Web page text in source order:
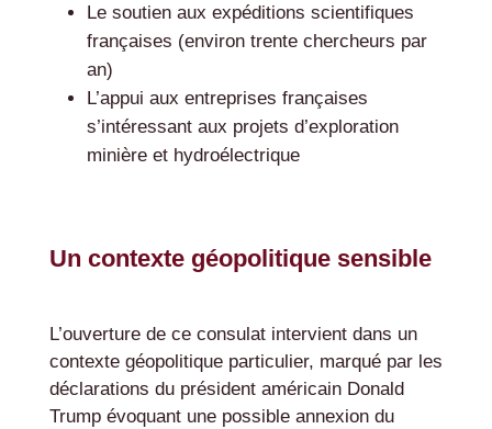
Le soutien aux expéditions scientifiques
françaises (environ trente chercheurs par
an)
L’appui aux entreprises françaises
s’intéressant aux projets d’exploration
minière et hydroélectrique
Un contexte géopolitique sensible
L’ouverture de ce consulat intervient dans un
contexte géopolitique particulier, marqué par les
déclarations du président américain Donald
Trump évoquant une possible annexion du